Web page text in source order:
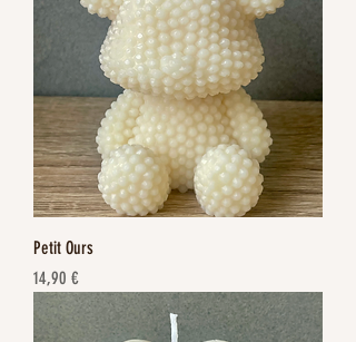
Petit Ours
Prix
14,90 €